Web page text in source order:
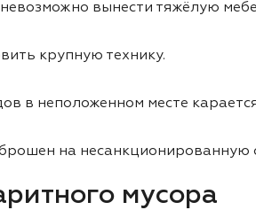
вынести тяжёлую
крупную технику.
в неположенном месте
на несанкционированную
мусора